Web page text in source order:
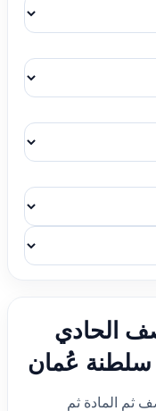
الحادي
سلطنة عُمان
ثم المادة ثم